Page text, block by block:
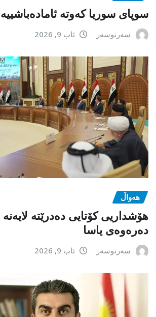
سوپای سوریا کەوتە
سەرنوسەر ئاب 9, 2026
هەواڵ
هۆشداریی کۆتایی دەدرێتە
دەرەوەی یاسا
سەرنوسەر ئاب 9, 2026